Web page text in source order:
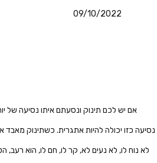
09/10/2022
אם יש לכם תינוק ונסעתם איתו נסיעה של
נסיעה כזו יכולה להיות אתגרית. כשתינוק
לא נוח לו, לא נעים לא, קר לו, חם לו, הוא